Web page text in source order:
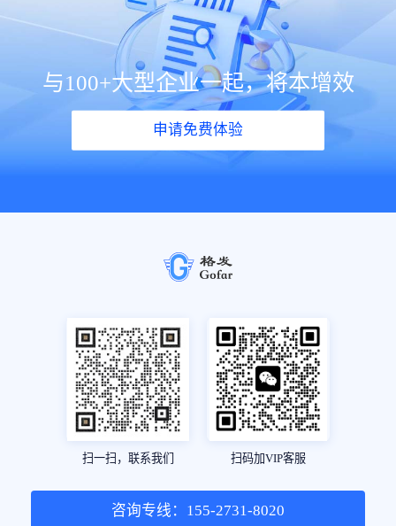
与100+大型企业一起，将本增效
申请免费体验
扫一扫，联系我们 扫码加VIP客服
咨询专线：155-2731-8020